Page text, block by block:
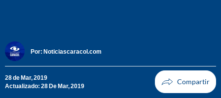
Por: Noticiascaracol.com
28 de Mar, 2019
Actualizado: 28 De Mar, 2019